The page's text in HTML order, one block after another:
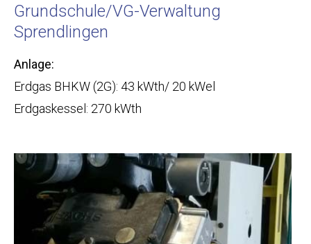
Grundschule/VG-Verwaltung
Sprendlingen
Anlage:
Erdgas BHKW (2G): 43 kWth/ 20 kWel
Erdgaskessel: 270 kWth